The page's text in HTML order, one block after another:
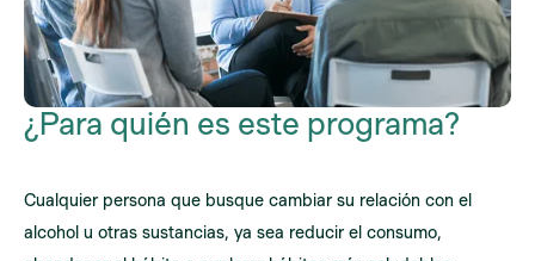
¿Para quién es este programa?
Cualquier persona que busque cambiar su relación con el
alcohol u otras sustancias, ya sea reducir el consumo,